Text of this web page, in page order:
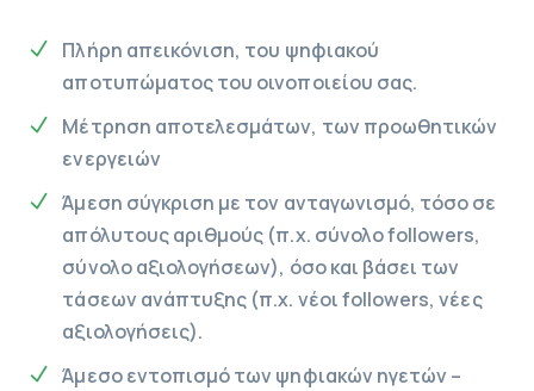
Πλήρη απεικόνιση, του ψηφιακού
αποτυπώματος του οινοποιείου σας.
Μέτρηση αποτελεσμάτων, των προωθητικών
ενεργειών
Άμεση σύγκριση με τον ανταγωνισμό, τόσο σε
απόλυτους αριθμούς (π.χ. σύνολο followers,
σύνολο αξιολογήσεων), όσο και βάσει των
τάσεων ανάπτυξης (π.χ. νέοι followers, νέες
αξιολογήσεις).
Άμεσο εντοπισμό των ψηφιακών ηγετών –